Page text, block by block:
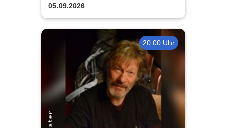
Planschemalöör, Paveier
05.09.2026
20:00 Uhr